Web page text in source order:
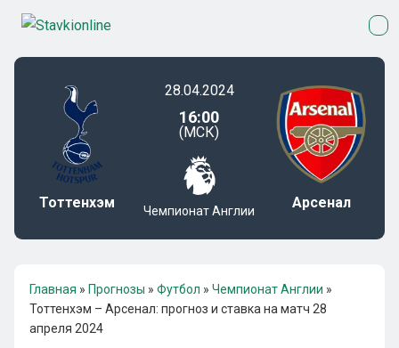
Тоттенхэм
28.04.2024
16:00
(МСК)
Чемпионат Англии Арсенал
Главная » Прогнозы » Футбол » Чемпионат Англии »
Тоттенхэм – Арсенал: прогноз и ставка на матч 28
апреля 2024